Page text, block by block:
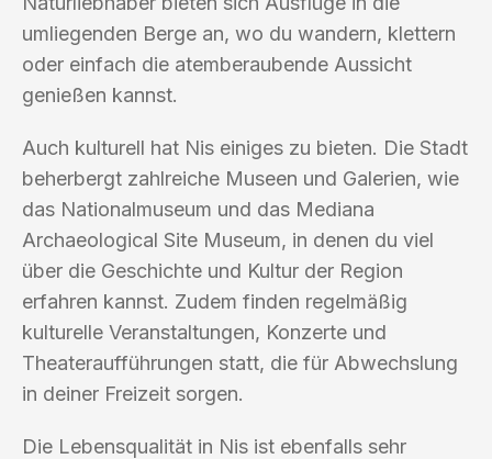
umliegenden Berge an, wo du wandern, klettern
oder einfach die atemberaubende Aussicht
genießen kannst.
Auch kulturell hat Nis einiges zu bieten. Die Stadt
beherbergt zahlreiche Museen und Galerien, wie
das Nationalmuseum und das Mediana
Archaeological Site Museum, in denen du viel
über die Geschichte und Kultur der Region
erfahren kannst. Zudem finden regelmäßig
kulturelle Veranstaltungen, Konzerte und
Theateraufführungen statt, die für Abwechslung
in deiner Freizeit sorgen.
Die Lebensqualität in Nis ist ebenfalls sehr